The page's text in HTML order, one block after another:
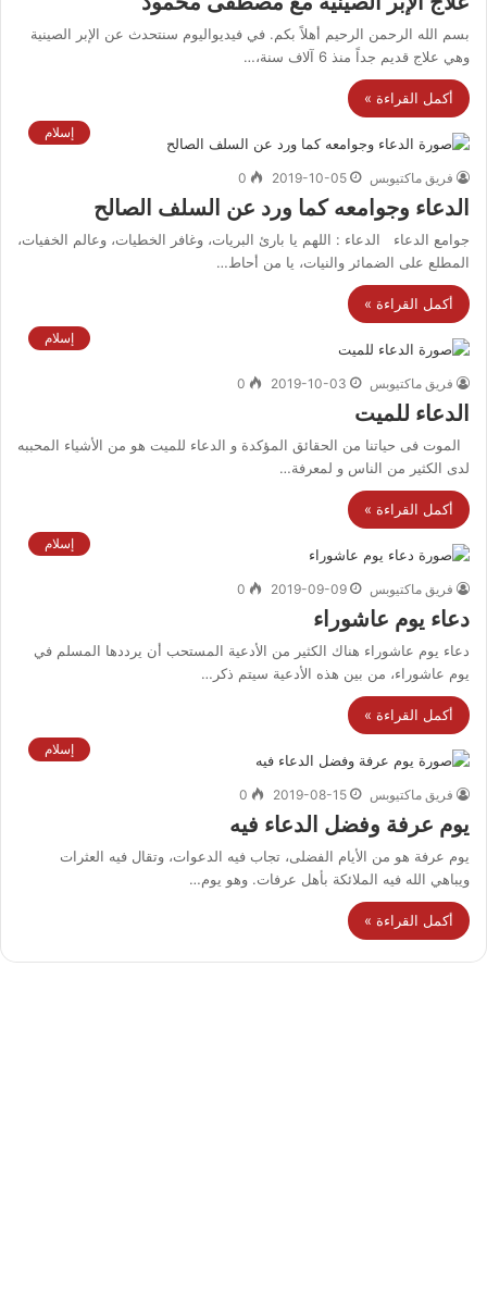
بسم الله الرحمن الرحيم أهلاً بكم. في فيديواليوم سنتحدث عن الإبر الصينية
وهي علاج قديم جداً منذ 6 آلاف سنة،…
أكمل القراءة »
إسلام
فريق ماكتيوبس 2019-10-05
0
الدعاء وجوامعه كما ورد عن السلف الصالح
جوامع الدعاء الدعاء : اللهم يا بارئ البريات، وغافر الخطيات، وعالم الخفيات،
المطلع على الضمائر والنيات، يا من أحاط…
أكمل القراءة »
إسلام
فريق ماكتيوبس 2019-10-03
0
الدعاء للميت
الموت فى حياتنا من الحقائق المؤكدة و الدعاء للميت هو من الأشياء المحببه
لدى الكثير من الناس و لمعرفة…
أكمل القراءة »
إسلام
فريق ماكتيوبس 2019-09-09
0
دعاء يوم عاشوراء
دعاء يوم عاشوراء هناك الكثير من الأدعية المستحب أن يرددها المسلم في
يوم عاشوراء، من بين هذه الأدعية سيتم ذكر…
أكمل القراءة »
إسلام
فريق ماكتيوبس 2019-08-15
0
يوم عرفة وفضل الدعاء فيه
يوم عرفة هو من الأيام الفضلى، تجاب فيه الدعوات، وتقال فيه العثرات
ويباهي الله فيه الملائكة بأهل عرفات. وهو يوم…
أكمل القراءة »